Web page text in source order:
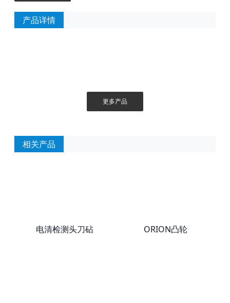
产品详情
更多产品
相关产品
电清检测头刀砧 ORION凸轮